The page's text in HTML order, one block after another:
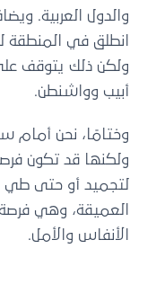
والدول العربية.
انطلق في المنطقة
ولكن ذلك يتوقف
أبيب وواشنطن.
وختامًا، نحن أمام
ولكنها قد تكون
لتجميد أو حتى طي
العميقة، وهي
الأنفاس والأمل.